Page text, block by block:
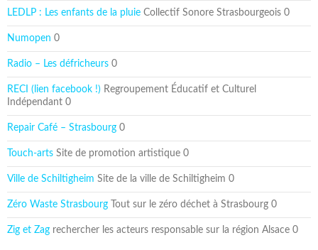
LEDLP : Les enfants de la pluie Collectif Sonore Strasbourgeois 0
Numopen 0
Radio – Les défricheurs 0
RECI (lien facebook !) Regroupement Éducatif et Culturel
Indépendant 0
Repair Café – Strasbourg 0
Touch-arts Site de promotion artistique 0
Ville de Schiltigheim Site de la ville de Schiltigheim 0
Zéro Waste Strasbourg Tout sur le zéro déchet à Strasbourg 0
Zig et Zag rechercher les acteurs responsable sur la région Alsace 0